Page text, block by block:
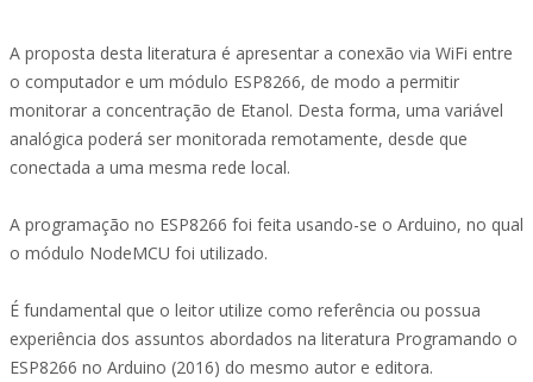
A proposta desta literatura é apresentar a conexão via WiFi entre
o computador e um módulo ESP8266, de modo a permitir
monitorar a concentração de Etanol. Desta forma, uma variável
analógica poderá ser monitorada remotamente, desde que
conectada a uma mesma rede local.
A programação no ESP8266 foi feita usando-se o Arduino, no qual
o módulo NodeMCU foi utilizado.
É fundamental que o leitor utilize como referência ou possua
experiência dos assuntos abordados na literatura Programando o
ESP8266 no Arduino (2016) do mesmo autor e editora.